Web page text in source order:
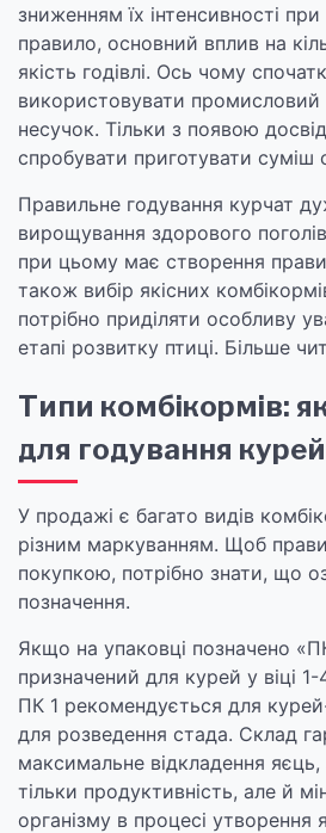
зниженням їх інтенсивності
правило, основний вплив на
якість годівлі. Ось чому
використовувати
несучок. Тільки з появою
спробувати приготувати суміш
Правильне годування курчат
вирощування здорового
при цьому має створення
також вибір якісних
потрібно приділяти особливу
етапі розвитку птиці. Більше
Типи комбікормів:
для годування курей
У продажі є багато видів
різним маркуванням. Щоб
покупкою, потрібно знати, що
позначення.
Якщо на упаковці позначено
призначений для курей у віці
ПК 1 рекомендується для
для розведення стада. Склад
максимальне відкладення яєць,
тільки продуктивність, але й
організму в процесі утворення